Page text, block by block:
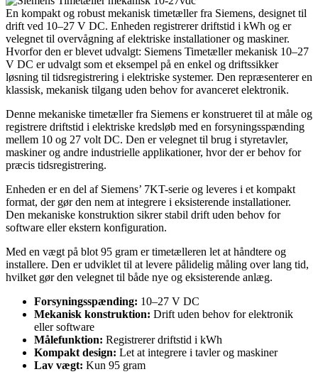
En kompakt og robust mekanisk timetæller fra Siemens, designet til
drift ved 10–27 V DC. Enheden registrerer driftstid i kWh og er
velegnet til overvågning af elektriske installationer og maskiner.
Hvorfor den er blevet udvalgt: Siemens Timetæller mekanisk 10–27
V DC er udvalgt som et eksempel på en enkel og driftssikker
løsning til tidsregistrering i elektriske systemer. Den repræsenterer en
klassisk, mekanisk tilgang uden behov for avanceret elektronik.
Denne mekaniske timetæller fra Siemens er konstrueret til at måle og
registrere driftstid i elektriske kredsløb med en forsyningsspænding
mellem 10 og 27 volt DC. Den er velegnet til brug i styretavler,
maskiner og andre industrielle applikationer, hvor der er behov for
præcis tidsregistrering.
Enheden er en del af Siemens’ 7KT-serie og leveres i et kompakt
format, der gør den nem at integrere i eksisterende installationer.
Den mekaniske konstruktion sikrer stabil drift uden behov for
software eller ekstern konfiguration.
Med en vægt på blot 95 gram er timetælleren let at håndtere og
installere. Den er udviklet til at levere pålidelig måling over lang tid,
hvilket gør den velegnet til både nye og eksisterende anlæg.
Forsyningsspænding: 10–27 V DC
Mekanisk konstruktion: Drift uden behov for elektronik
eller software
Målefunktion: Registrerer driftstid i kWh
Kompakt design: Let at integrere i tavler og maskiner
Lav vægt: Kun 95 gram